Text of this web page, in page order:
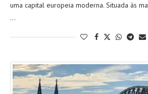
uma capital europeia moderna. Situada às
…